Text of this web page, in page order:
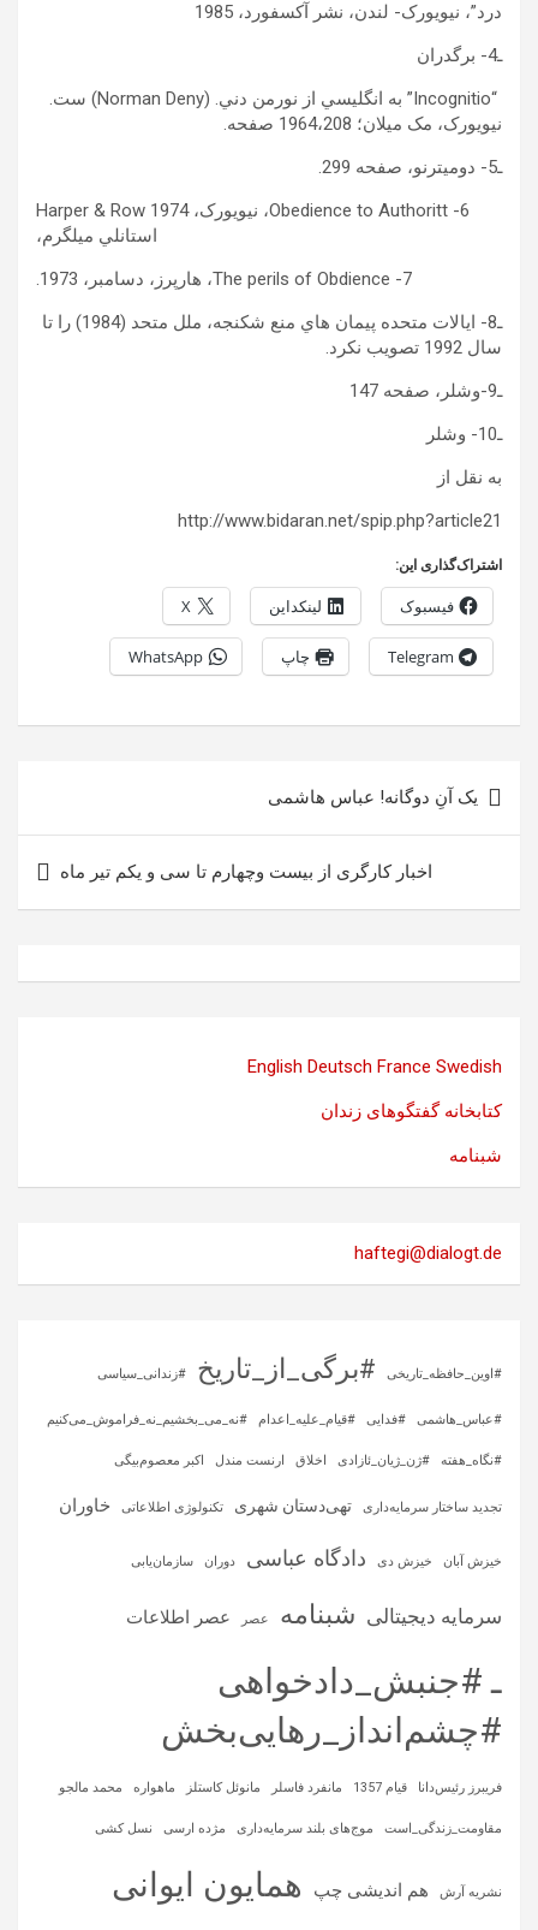
درد”، نيويورک- لندن، نشر آکسفورد، 1985
ـ4- برگدران
“Incognitio” به انگليسي از نورمن دني. (Norman Deny) ست.
نيويورک، مک ميلان؛ 1964،208 صفحه.
ـ5- دوميترنو، صفحه 299.
6- Obedience to Authoritt، نيويورک، Harper & Row 1974
استانلي ميلگرم،
7- The perils of Obdience، هارپرز، دسامبر، 1973.
ـ8- ايالات متحده پيمان هاي منع شکنجه، ملل متحد (1984) را تا
سال 1992 تصويب نکرد.
ـ9-وشلر، صفحه 147
ـ10- وشلر
به نقل از
http://www.bidaran.net/spip.php?article21
اشتراک‌گذاری این:
فیسبوک لینکداین X
Telegram چاپ WhatsApp
راهبری
نوشته
یک آنِ دوگانه! عباس هاشمی
اخبار کارگری از بیست وچهارم تا سی و یکم تیر ماه
English Deutsch France Swedish
کتابخانه گفتگوهای زندان
شبنامه
haftegi@dialogt.de
#اوین_حافظه_تاریخی #برگی_از_تاریخ #زندانی_سیاسی
#عباس_هاشمی #فدایی #قیام_علیه_اعدام #نه_می_بخشیم_نه_فراموش_می‌کنیم
#نگاه_هفته #ژن_ژیان_ئازادی اخلاق ارنست مندل اکبر معصوم‌بیگی
تجدید ساختار سرمایه‌داری تهی‌دستان شهری تکنولوژی اطلاعاتی خاوران
خیزش آبان خیزش دی دادگاه عباسی دوران سازمان‌یابی
سرمایه‌ دیجیتالی شبنامه عصر عصر اطلاعات
ـ #جنبش_دادخواهی
#چشم‌انداز_رهایی‌بخش
فریبرز رئیس‌دانا قیام 1357 مانفرد فاسلر مانوئل کاستلز ماهواره‌ محمد مالجو
مقاومت_زندگی_است موج‌های بلند سرمایه‌داری مژده ارسی نسل کشی
نشریه آرش هم اندیشی چپ همایون ایوانی